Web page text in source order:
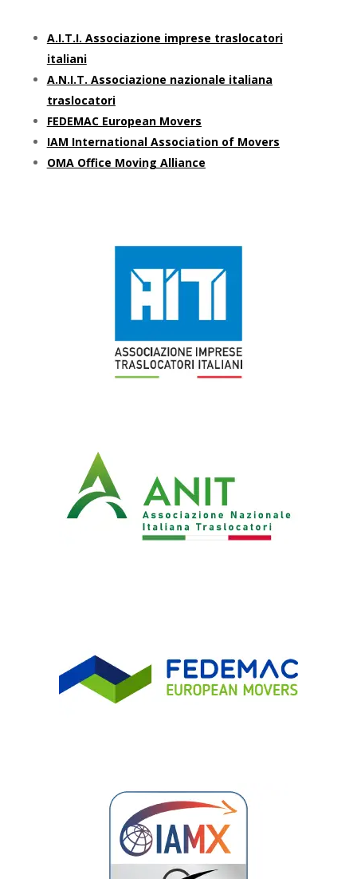
A.I.T.I. Associazione imprese traslocatori
italiani
A.N.I.T. Associazione nazionale italiana
traslocatori
FEDEMAC European Movers
IAM International Association of Movers
OMA Office Moving Alliance